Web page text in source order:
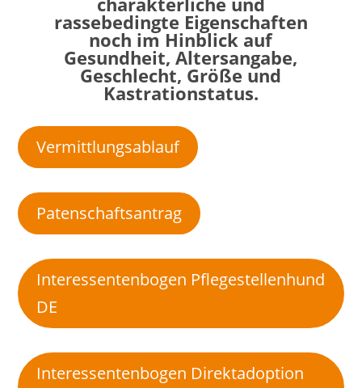
rassebedingte Eigenschaften
noch im Hinblick auf
Gesundheit, Altersangabe,
Geschlecht, Größe und
Kastrationstatus.
Vermittlungsablauf
Patenschaftsantrag
Interessentenbogen Pflegestellenhund
DE
Interessentenbogen Direktadoption